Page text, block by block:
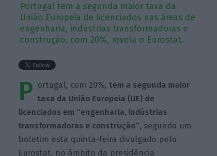
Portugal tem a segunda maior taxa da
União Europeia de licenciados nas áreas de
engenharia, indústrias transformadoras e
construção, com 20%, revela o Eurostat.
P ortugal, com 20%,tem a segunda maior
taxa da União Europeia (UE) de
licenciados em “engenharia, indústrias
transformadoras e construção”, segundo um
boletim esta quinta-feira divulgado pelo
Eurostat, no âmbito da presidência